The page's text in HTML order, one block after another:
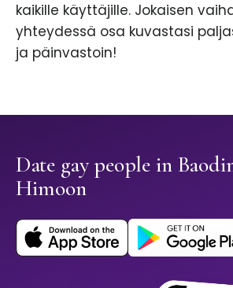
kaikille käyttäjille. Jokaisen
yhteydessä osa kuvastasi
ja päinvastoin!
Date gay people in
Himoon